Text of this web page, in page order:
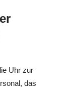
Uhr zur
das